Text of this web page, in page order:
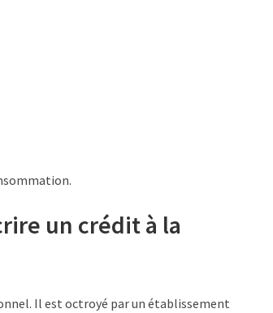
un crédit à la
Il est octroyé par un établissement